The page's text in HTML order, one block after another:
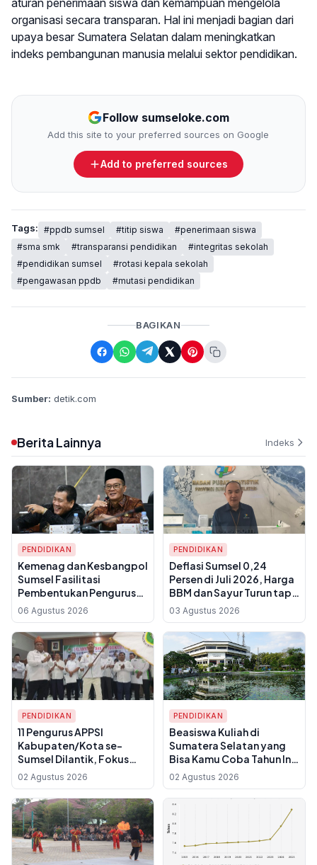
organisasi secara transparan. Hal ini menjadi bagian dari
upaya besar Sumatera Selatan dalam meningkatkan
indeks pembangunan manusia melalui sektor pendidikan.
Follow sumseloke.com
Add this site to your preferred sources on Google
Add to preferred sources
Tags: #ppdb sumsel #titip siswa
#penerimaan siswa
#sma smk
#transparansi pendidikan
#integritas sekolah
#pendidikan sumsel
#rotasi kepala sekolah
#pengawasan ppdb
#mutasi pendidikan
BAGIKAN
Sumber: detik.com
Berita Lainnya Indeks
PENDIDIKAN
Kemenag dan Kesbangpol
Sumsel Fasilitasi
Pembentukan Pengurus
FKUB Periode 2026-2031,
Zero Conflict Jadi Target
06 Agustus 2026
PENDIDIKAN
Deflasi Sumsel 0,24
Persen di Juli 2026, Harga
BBM dan Sayur Turun tapi
Beras dan Biaya Sekolah
Naik
03 Agustus 2026
PENDIDIKAN
11 Pengurus APPSI
Kabupaten/Kota se-
Sumsel Dilantik, Fokus
Kawal Distribusi Minyak
Goreng Subsidi hingga
Revitalisasi Pasar
02 Agustus 2026
PENDIDIKAN
Beasiswa Kuliah di
Sumatera Selatan yang
Bisa Kamu Coba Tahun Ini,
Lengkap dengan Jalur
Pendaftaran
02 Agustus 2026